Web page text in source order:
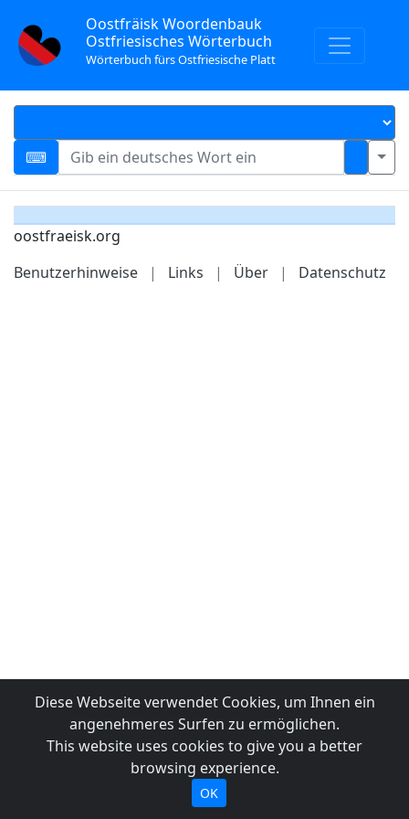
Oostfräisk Woordenbauk
Ostfriesisches Wörterbuch
Wörterbuch fürs Ostfriesische Platt
oostfraeisk.org
Benutzerhinweise
| Links | Über | Datenschutz
Diese Webseite verwendet Cookies, um Ihnen ein
angenehmeres Surfen zu ermöglichen.
This website uses cookies to give you a better
browsing experience.
OK